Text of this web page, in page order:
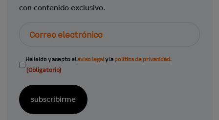
con contenido exclusivo.
Consentimiento
(Obligatorio)
He leído y acepto elaviso legaly la política de privacidad.
(Obligatorio)